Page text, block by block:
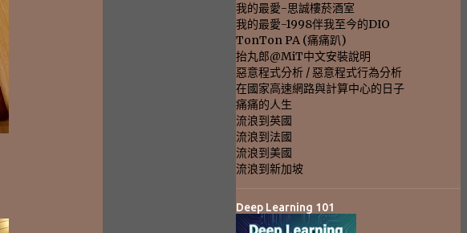
我的最愛-思誠樓菸酒室
我的最愛-1998伴我至今的DIO
TonTon PA (痛痛趴)
抬丸郎@MiT中文安裝說明
惡意程式分析 / 惡意程式行為分析
在國家高速網路與計算中心的日子
痛痛的人生
流浪到英國
流浪到法國
流浪到美國
流浪到新加坡
Deep Learning 101